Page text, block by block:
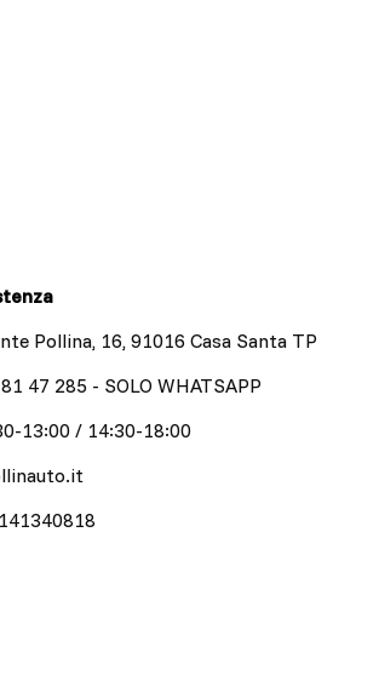
Pollina, 16, 91016 Casa Santa TP
47 285 - SOLO WHATSAPP
13:00 / 14:30-18:00